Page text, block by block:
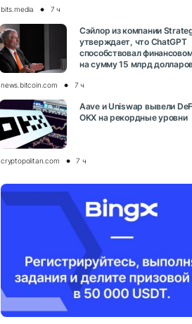
bits.media 7 ч
Сэйлор из компании
утверждает, что ChatGPT
способствовал
на сумму 15 млрд
news.bitcoin.com 7 ч
Aave и Uniswap вывели
OKX на рекордные уровни
cryptopolitan.com 7 ч